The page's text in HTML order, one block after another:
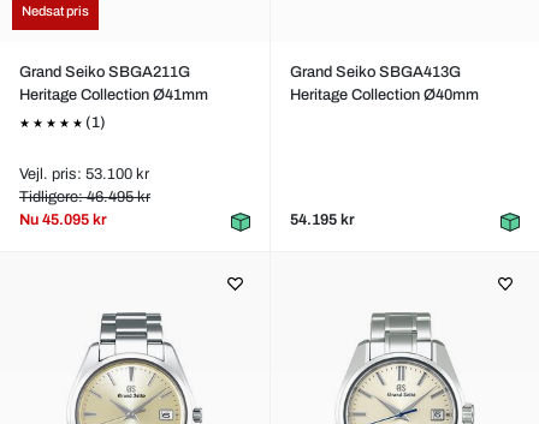
Nedsat pris
Grand Seiko SBGA211G
Heritage Collection Ø41mm
(1)
Vejl. pris: 53.100 kr
Tidligere: 46.495 kr
Nu 45.095 kr
Grand Seiko SBGA413G
Heritage Collection Ø40mm
54.195 kr